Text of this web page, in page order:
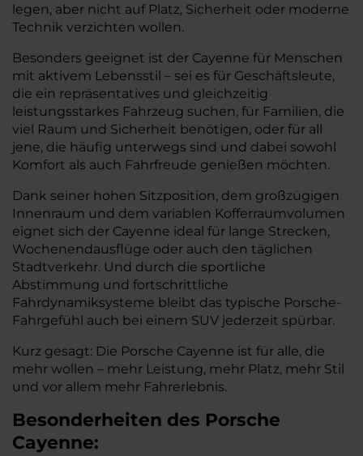
legen, aber nicht auf Platz, Sicherheit oder moderne
Technik verzichten wollen.
Besonders geeignet ist der Cayenne für Menschen
mit aktivem Lebensstil – sei es für Geschäftsleute,
die ein repräsentatives und gleichzeitig
leistungsstarkes Fahrzeug suchen, für Familien, die
viel Raum und Sicherheit benötigen, oder für all
jene, die häufig unterwegs sind und dabei sowohl
Komfort als auch Fahrfreude genießen möchten.
Dank seiner hohen Sitzposition, dem großzügigen
Innenraum und dem variablen Kofferraumvolumen
eignet sich der Cayenne ideal für lange Strecken,
Wochenendausflüge oder auch den täglichen
Stadtverkehr. Und durch die sportliche
Abstimmung und fortschrittliche
Fahrdynamiksysteme bleibt das typische Porsche-
Fahrgefühl auch bei einem SUV jederzeit spürbar.
Kurz gesagt: Die Porsche Cayenne ist für alle, die
mehr wollen – mehr Leistung, mehr Platz, mehr Stil
und vor allem mehr Fahrerlebnis.
Besonderheiten des Porsche
Cayenne: